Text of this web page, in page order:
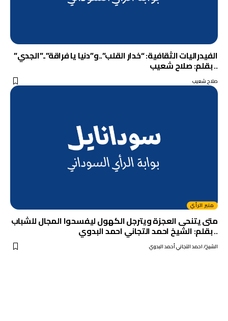
الفيدراليات الثقافية: “خدار القلب”..و”دنيا يا فراقة”..”الجدي”
.. بقلم: صلاح شعيب
صلاح شعيب
منبر الرأي
متى يتنحى العجزة ويترجل الكهول ليفسحوا المجال للشباب
.. بقلم: الشيخ احمد التجاني احمد البدوي
الشيخ/ احمد التجاني أحمد البدوي